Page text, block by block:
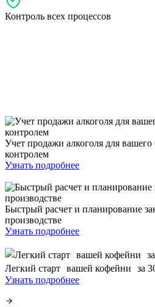
Контроль всех процессов
Учет продажи алкоголя для
контролем
Узнать подробнее
Быстрый расчет и планирование
производстве
Узнать подробнее
Легкий старт вашей кофейни за
Узнать подробнее